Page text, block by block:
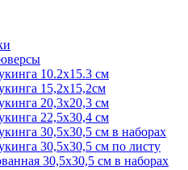
10.2х15.3 см
15,2х15,2см
20,3х20,3 см
22,5х30,4 см
30,5х30,5 см в наборах
30,5х30,5 см по листу
30,5х30,5 см в наборах